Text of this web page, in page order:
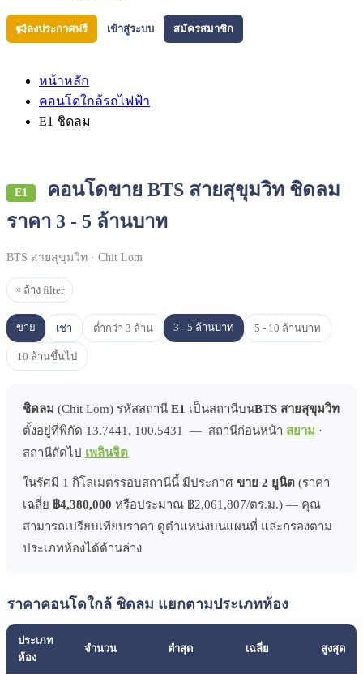
ลงประกาศฟรี เข้าสู่ระบบ สมัครสมาชิก
หน้าหลัก
คอนโดใกล้รถไฟฟ้า
E1 ชิดลม
E1
คอนโดขาย BTS สายสุขุมวิท ชิดลม
ราคา 3 - 5 ล้านบาท
BTS สายสุขุมวิท · Chit Lom
× ล้าง filter
ขาย เช่า ต่ำกว่า 3 ล้าน 3 - 5 ล้านบาท 5 - 10 ล้านบาท
10 ล้านขึ้นไป
ชิดลม (Chit Lom) รหัสสถานี E1 เป็นสถานีบนBTS สายสุขุมวิท
ตั้งอยู่ที่พิกัด 13.7441, 100.5431 — สถานีก่อนหน้า สยาม ·
สถานีถัดไป เพลินจิต
ในรัศมี 1 กิโลเมตรรอบสถานีนี้ มีประกาศ ขาย 2 ยูนิต (ราคา
เฉลี่ย ฿4,380,000 หรือประมาณ ฿2,061,807/ตร.ม.) — คุณ
สามารถเปรียบเทียบราคา ดูตำแหน่งบนแผนที่ และกรองตาม
ประเภทห้องได้ด้านล่าง
ราคาคอนโดใกล้ ชิดลม แยกตามประเภทห้อง
ประเภท
ห้อง
จำนวน ต่ำสุด เฉลี่ย สูงสุด